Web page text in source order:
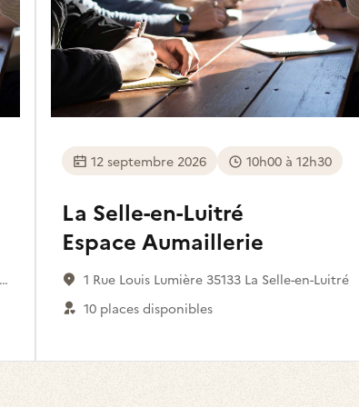
12 septembre 2026 10h00 à 12h30
La Selle-en-Luitré
Espace Aumaillerie
1 Rue Louis Lumière 35133 La Selle-en-Luitré
10 places disponibles